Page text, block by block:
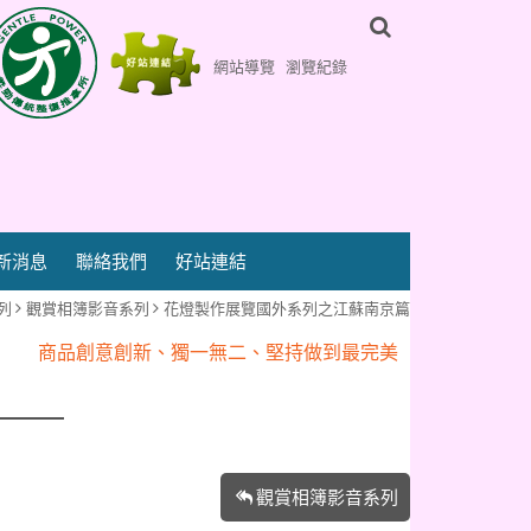
網站導覽 瀏覽紀錄
消息 聯絡我們 好站連結
觀賞相簿影音系列 花燈製作展覽國外系列之江蘇南京篇
『百鎮花燈藝術行』專業為您客製化
商品創意創新、獨一無二、堅持做到最完美
商品創意創新、獨一無二、堅持做到最完美
觀賞相簿影音系列